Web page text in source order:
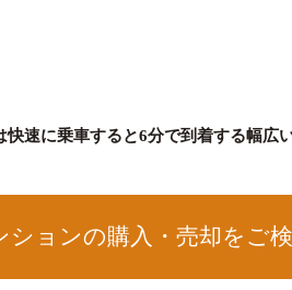
速に乗車すると6分で到着する幅広
ションの購入・売却をご